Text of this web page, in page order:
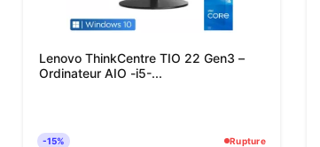
Lenovo ThinkCentre TIO 22 Gen3 –
Ordinateur AIO -i5-...
-15% Rupture